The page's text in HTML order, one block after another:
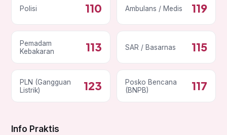
Polisi 110 Ambulans / Medis 119
Pemadam
Kebakaran
113 SAR / Basarnas 115
PLN (Gangguan
Listrik)
123
Posko Bencana
(BNPB)
117
Info Praktis